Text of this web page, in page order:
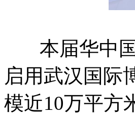
本届华中国
启用武汉国际
模近10万平方